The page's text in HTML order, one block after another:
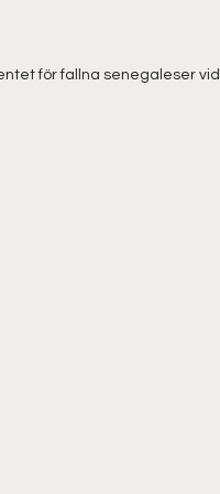
för fallna senegaleser